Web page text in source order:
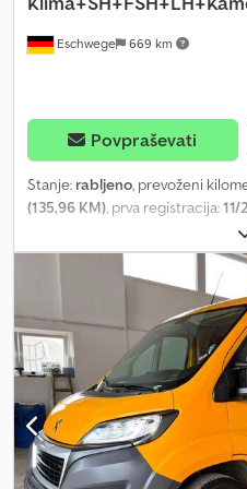
Eschwege 669 km
Povpraševati
Stanje: rabljeno, prevoženi
(135,96 KM), prva registracija:11/
,
voznikova kabina:drugo, vrsta
, število sedežev:
zaklepanje, drsna vrata,
greljenje sedeža, klimatska
senzorji, računalnik na krovu,
imobilizacijo, tempomat,
vključena v AIO infotainment *
stene tovornega prostora iz
3-fazni Dcjdjzf Dx Eepfx Agmok
paket BEV